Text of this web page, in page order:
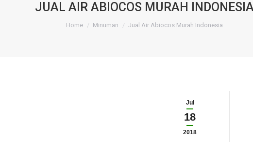
JUAL AIR ABIOCOS MURAH INDONESIA
Home Minuman Jual Air Abiocos Murah Indonesia
Jul
18
2018